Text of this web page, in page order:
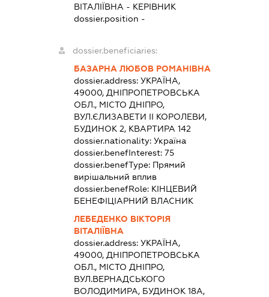
ВІТАЛІЇВНА - КЕРІВНИК
dossier.position -
dossier.beneficiaries:
БАЗАРНА ЛЮБОВ РОМАНІВНА
dossier.address: УКРАЇНА,
49000, ДНІПРОПЕТРОВСЬКА
ОБЛ., МІСТО ДНІПРО,
ВУЛ.ЄЛИЗАВЕТИ ІІ КОРОЛЕВИ,
БУДИНОК 2, КВАРТИРА 142
dossier.nationality: Україна
dossier.benefInterest: 75
dossier.benefType: Прямий
вирішальний вплив
dossier.benefRole: КІНЦЕВИЙ
БЕНЕФІЦІАРНИЙ ВЛАСНИК
ЛЕБЕДЕНКО ВІКТОРІЯ
ВІТАЛІЇВНА
dossier.address: УКРАЇНА,
49000, ДНІПРОПЕТРОВСЬКА
ОБЛ., МІСТО ДНІПРО,
ВУЛ.ВЕРНАДСЬКОГО
ВОЛОДИМИРА, БУДИНОК 18А,